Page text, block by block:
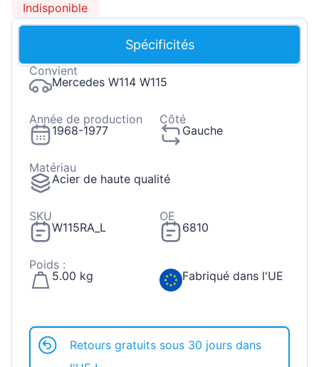
Indisponible
Spécificités
Convient
Mercedes W114 W115
Année de production
1968-1977
Côté
Gauche
Matériau
Acier de haute qualité
SKU
W115RA_L
OE
6810
Poids :
5.00 kg
Fabriqué dans l'UE
Retours gratuits sous 30 jours dans